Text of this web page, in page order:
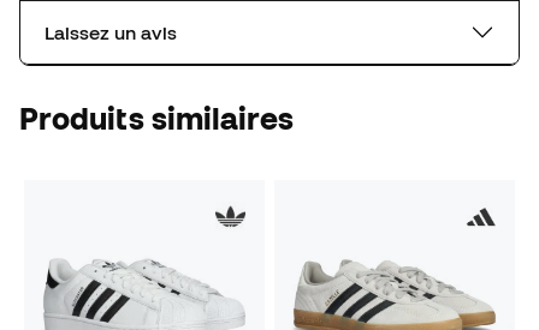
Laissez un avis
Produits similaires